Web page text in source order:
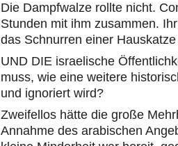
Die Dampfwalze rollte nicht.
Stunden mit ihm zusammen.
das Schnurren einer
UND DIE israelische
muss, wie eine weitere
und ignoriert wird?
Zweifellos hätte die große
Annahme des arabischen